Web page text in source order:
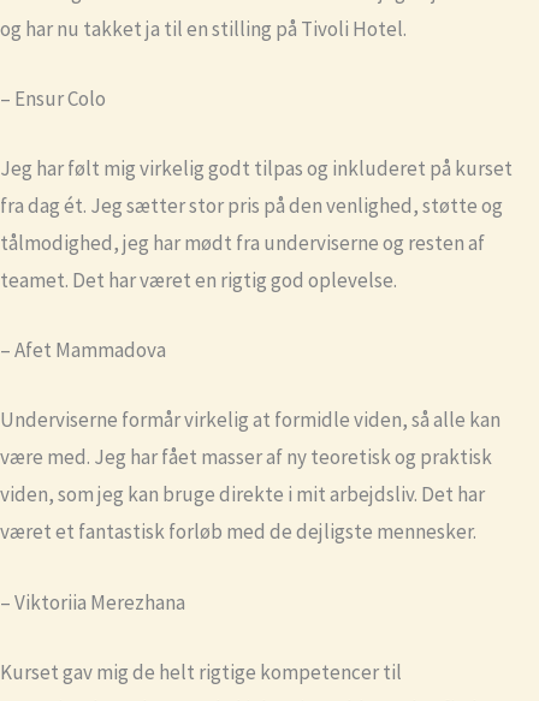
og har nu takket ja til en stilling på Tivoli Hotel.
– Ensur Colo
Jeg har følt mig virkelig godt tilpas og inkluderet på kurset
fra dag ét. Jeg sætter stor pris på den venlighed, støtte og
tålmodighed, jeg har mødt fra underviserne og resten af
teamet. Det har været en rigtig god oplevelse.
– Afet Mammadova
Underviserne formår virkelig at formidle viden, så alle kan
være med. Jeg har fået masser af ny teoretisk og praktisk
viden, som jeg kan bruge direkte i mit arbejdsliv. Det har
været et fantastisk forløb med de dejligste mennesker.
– Viktoriia Merezhana
Kurset gav mig de helt rigtige kompetencer til